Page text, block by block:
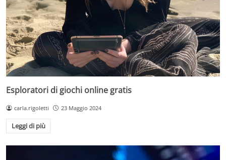
Esploratori di giochi online gratis
carla.rigoletti 23 Maggio 2024
Leggi di più